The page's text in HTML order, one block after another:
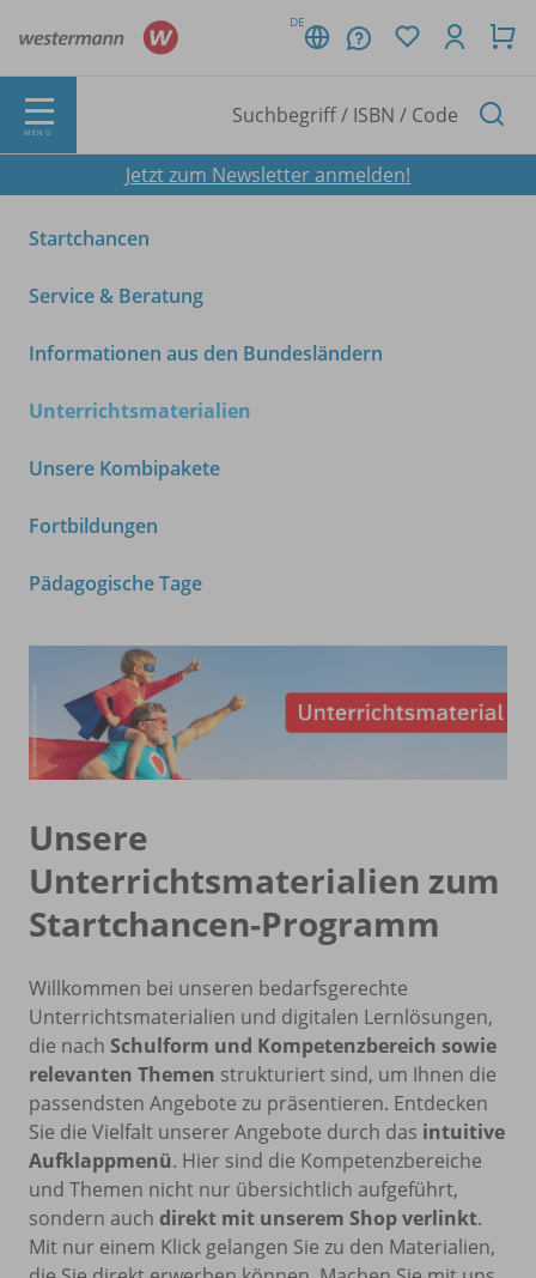
DE
MENÜ
Jetzt zum Newsletter anmelden!
Startchancen
Service & Beratung
Informationen aus den Bundesländern
Unterrichtsmaterialien
Unsere Kombipakete
Fortbildungen
Pädagogische Tage
Unsere
Unterrichtsmaterialien zum
Startchancen-Programm
Willkommen bei unseren bedarfsgerechte
Unterrichtsmaterialien und digitalen Lernlösungen,
die nach Schulform und Kompetenzbereich sowie
relevanten Themen strukturiert sind, um Ihnen die
passendsten Angebote zu präsentieren. Entdecken
Sie die Vielfalt unserer Angebote durch das intuitive
Aufklappmenü. Hier sind die Kompetenzbereiche
und Themen nicht nur übersichtlich aufgeführt,
sondern auch direkt mit unserem Shop verlinkt.
Mit nur einem Klick gelangen Sie zu den Materialien,